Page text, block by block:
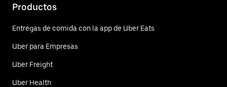
Productos
Entregas de comida con la app de Uber Eats
Uber para Empresas
Uber Freight
Uber Health